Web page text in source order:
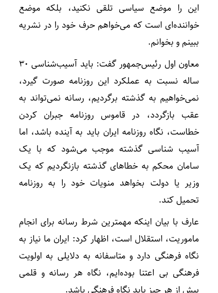
این را موضع سیاسی تلقی نکنید، بلکه موضع
خواننده‌ای است که می‌خواهم حرف خود را در نشریه
ببینم و بخوانم.
معاون اول رئیس‌جمهور گفت: باید آسیب‌شناسی ۳۰
ساله نسبت به عملکرد این روزنامه صورت گیرد،
نمی‌خواهیم به گذشته برگردیم، رسانه نمی‌تواند به
عقب بازگردد، در قاموس روزنامه جبران کردن
خطاست، نگاه روزنامه ایران باید به آینده باشد، اما
آسیب شناسی گذشته موجب می‌شود که با یک
سامان محکم به خطاهای گذشته بازنگردیم که یک
وزیر یا دولت بخواهد منویات خود را به روزنامه
تحمیل کند.
عارف با بیان اینکه مهمترین شرط رسانه برای انجام
ماموریت، استقلال است، اظهار کرد: ایران ما نیاز به
نگاه فرهنگی دارد و متاسفانه به دلایلی به اولویت
فرهنگی بی اعتنا بوده‌ایم، نگاه هر رسانه و قلمی
بیش از هر چیز باید نگاه فرهنگی باشد.